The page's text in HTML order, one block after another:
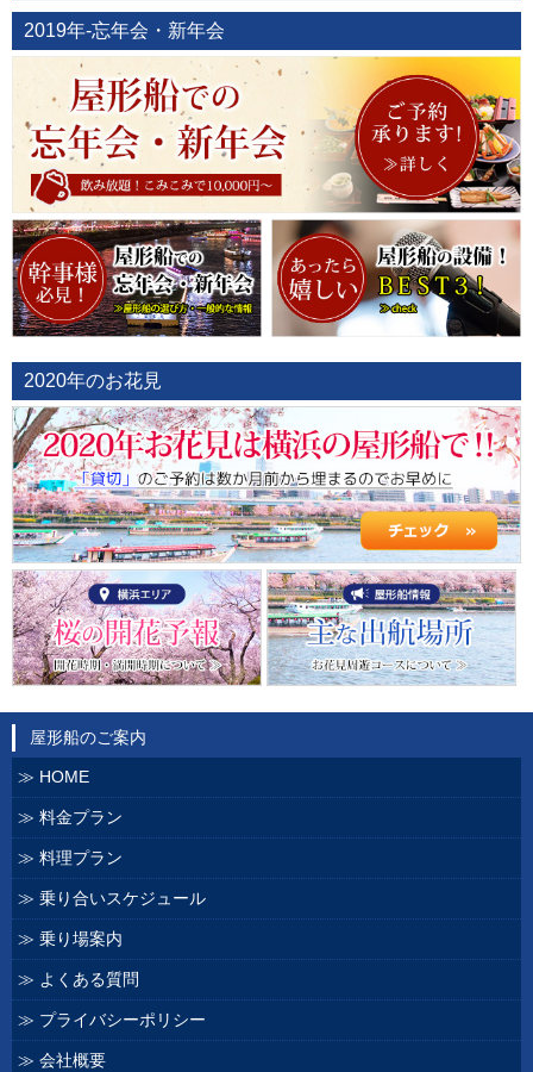
2019年-忘年会・新年会
2020年のお花見
屋形船のご案内
HOME
料金プラン
料理プラン
乗り合いスケジュール
乗り場案内
よくある質問
プライバシーポリシー
会社概要